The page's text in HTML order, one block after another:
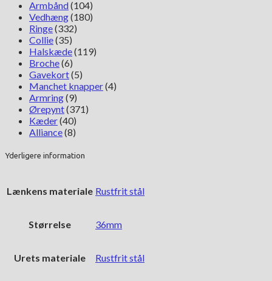
Armbånd(104)
Vedhæng(180)
Ringe(332)
Collie(35)
Halskæde(119)
Broche(6)
Gavekort(5)
Manchet knapper(4)
Armring(9)
Ørepynt(371)
Kæder(40)
Alliance(8)
Yderligere information
Lænkens materiale Rustfrit stål
Størrelse 36mm
Urets materiale Rustfrit stål